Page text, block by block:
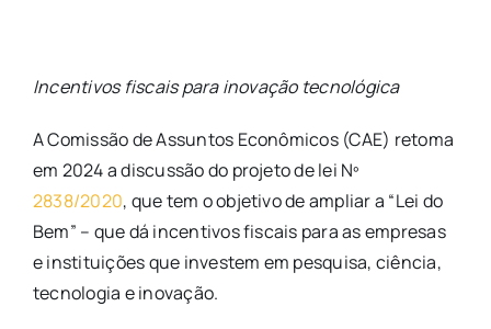
Incentivos fiscais para inovação tecnológica
A Comissão de Assuntos Econômicos (CAE) retoma
em 2024 a discussão do projeto de lei Nº
2838/2020, que tem o objetivo de ampliar a “Lei do
Bem” – que dá incentivos fiscais para as empresas
e instituições que investem em pesquisa, ciência,
tecnologia e inovação.